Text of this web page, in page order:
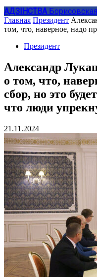
АДЗIНСТВА
Главная Президент
том, что, наверное, надо
Президент
Александр
о том, что,
сбор, но это
что люди
21.11.2024